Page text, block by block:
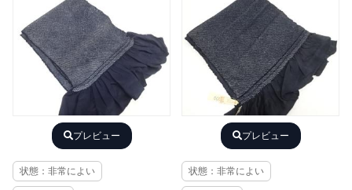
プレビュー
状態：非常によい
プレビュー
状態：非常によい